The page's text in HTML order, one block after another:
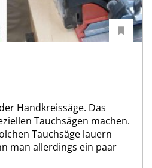
Handkreissäge. Das
Tauchsägen machen.
Tauchsäge lauern
man allerdings ein paar